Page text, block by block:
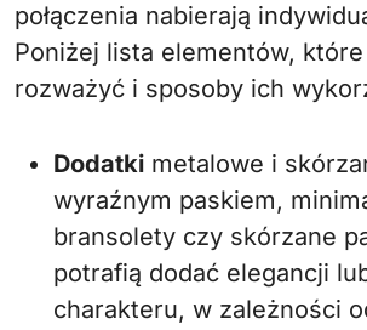
połączenia nabierają
Poniżej lista elementów,
rozważyć i sposoby ich
Dodatki metalowe i
wyraźnym paskiem,
bransolety czy skórzane
potrafią dodać elegancji
charakteru, w zależności